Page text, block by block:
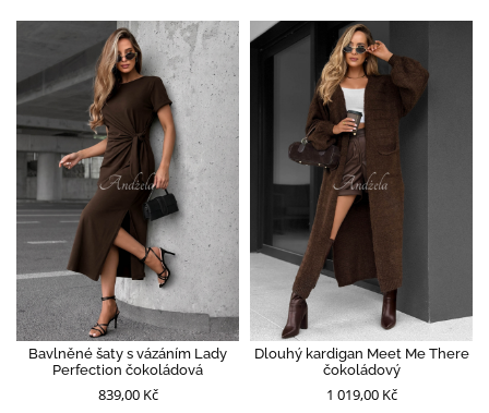
Bavlněné šaty s vázáním Lady
Perfection čokoládová
839,00 Kč
Dlouhý kardigan Meet Me There
čokoládový
1 019,00 Kč